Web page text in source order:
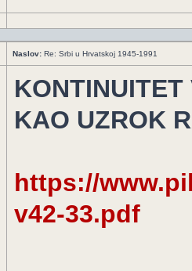
Naslov: Re: Srbi u Hrvatskoj 1945-1991
KAO UZROK
https://
v42-33.pdf